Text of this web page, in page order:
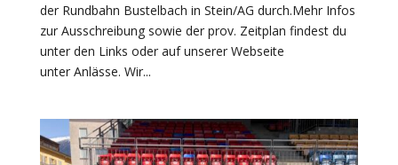
der Rundbahn Bustelbach in Stein/AG durch.Mehr Infos
zur Ausschreibung sowie der prov. Zeitplan findest du
unter den Links oder auf unserer Webseite
unter Anlässe. Wir...